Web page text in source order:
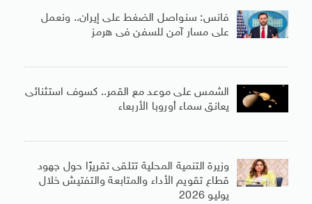
فانس: سنواصل الضغط على إيران.. ونعمل
على مسار آمن للسفن فى هرمز
الشمس على موعد مع القمر.. كسوف استثنائى
يعانق سماء أوروبا الأربعاء
وزيرة التنمية المحلية تتلقى تقريرًا حول جهود
قطاع تقويم الأداء والمتابعة والتفتيش خلال
يوليو 2026